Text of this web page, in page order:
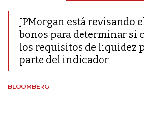
JPMorgan está revisando
bonos para determinar si
los requisitos de liquidez
parte del indicador
BLOOMBERG